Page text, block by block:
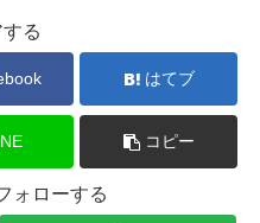
る
はてブ
コピー
ォローする